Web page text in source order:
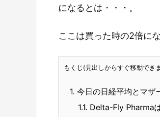
になるとは・・・。
ここは買った時の2倍に
もくじ(見出しからすぐ移動でき
1. 今日の日経平均とマザ
1.1. Delta-Fly Pharma